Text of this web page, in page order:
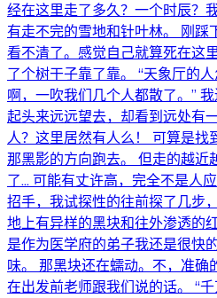
经在这里走了多久？一个时辰？
有走不完的雪地和针叶林。 刚踩
看不清了。感觉自己就算死在这
了个树干子靠了靠。 “天象厅的
啊，一吹我们几个人都散了。”
起头来远远望去，却看到远处有
人？这里居然有人么！ 可算是找
那黑影的方向跑去。 但走的越近
了… 可能有丈许高，完全不是人
招手，我试探性的往前探了几步
地上有异样的黑块和往外渗透的
是作为医学府的弟子我还是很快
味。 那黑块还在蠕动。不，准确
在出发前老师跟我们说的话。 “